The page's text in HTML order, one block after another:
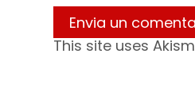
This site uses